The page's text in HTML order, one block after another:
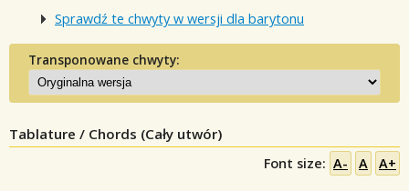
Sprawdź te chwyty w wersji dla barytonu
Transponowane chwyty:
Tablature / Chords (Cały utwór)
Font size: A- A A+